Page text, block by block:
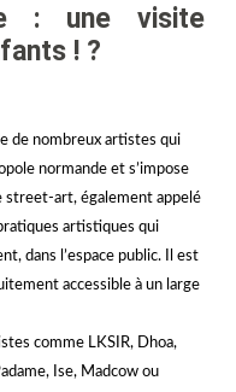
: une visite
! ?
de nombreux artistes qui
normande et s’impose
art, également appelé
artistiques qui
dans l’espace public. Il est
accessible à un large
comme LKSIR, Dhoa,
, Ise, Madcowou